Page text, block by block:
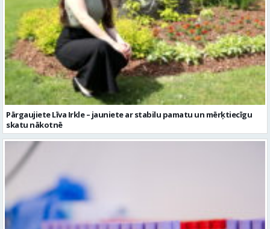
Pārgaujiete Līva Irkle – jauniete ar stabilu pamatu un mērķtiecīgu
skatu nākotnē